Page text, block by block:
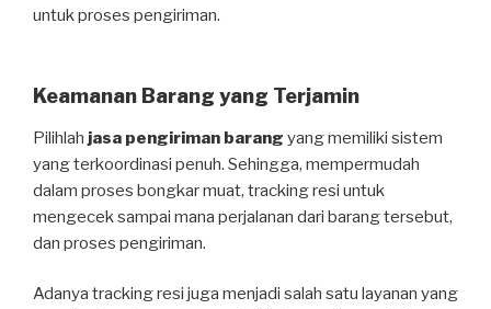
untuk proses pengiriman.
Keamanan Barang yang Terjamin
Pilihlah jasa pengiriman barang yang memiliki sistem
yang terkoordinasi penuh. Sehingga, mempermudah
dalam proses bongkar muat, tracking resi untuk
mengecek sampai mana perjalanan dari barang tersebut,
dan proses pengiriman.
Adanya tracking resi juga menjadi salah satu layanan yang